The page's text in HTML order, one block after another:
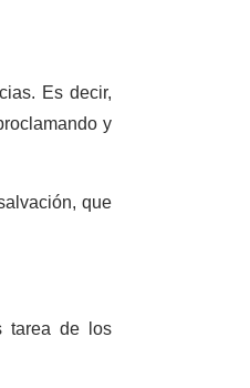
Es decir,
y
que
tarea de los